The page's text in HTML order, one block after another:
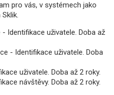
pro vás, v systémech jako
- Identifikace uživatele. Doba až
- Identifikace uživatele. Doba
uživatele. Doba až 2 roky.
návštěvy. Doba až 2 roky.